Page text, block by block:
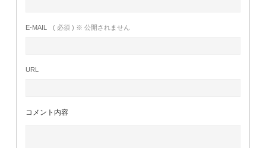
E-MAIL ( 必須 ) ※ 公開されません
URL
コメント内容